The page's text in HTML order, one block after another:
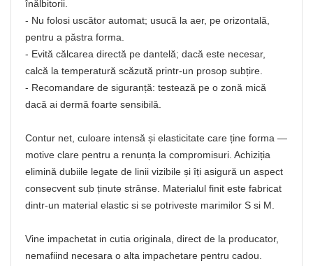
înălbitorii.
- Nu folosi uscător automat; usucă la aer, pe orizontală,
pentru a păstra forma.
- Evită călcarea directă pe dantelă; dacă este necesar,
calcă la temperatură scăzută printr-un prosop subțire.
- Recomandare de siguranță: testează pe o zonă mică
dacă ai dermă foarte sensibilă.
Contur net, culoare intensă și elasticitate care ține forma —
motive clare pentru a renunța la compromisuri. Achiziția
elimină dubiile legate de linii vizibile și îți asigură un aspect
consecvent sub ținute strânse. Materialul finit este fabricat
dintr-un material elastic si se potriveste marimilor S si M.
Vine impachetat in cutia originala, direct de la producator,
nemafiind necesara o alta impachetare pentru cadou.